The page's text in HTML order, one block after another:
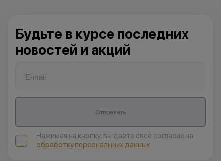
Будьте в курсе последних
новостей и акций
Отправить
Нажимая на кнопку, вы даёте своё согласие на
обработку персональных данных